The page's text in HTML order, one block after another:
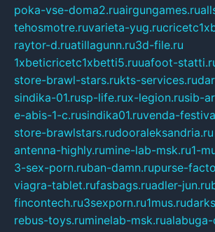
poka-vse-doma2.ruairgungames.ru
tehosmotre.ruvarieta-yug.ru
raytor-d.ruatillagunn.ru3d-file.ru
1xbeticricetc1xbetti5.ruuafoot-
store-brawl-stars.rukts-services.ru
sindika-01.rusp-life.rux-legion.rusib-
e-abis-1-c.rusindika01.ruvenda-
store-brawlstars.rudooraleksandria.ru
antenna-highly.rumine-lab-msk.ru1-
3-sex-porn.ruban-damn.rupurse-
viagra-tablet.rufasbags.ruadler-jun.ru
fincontech.ru3sexporn.ru1mus.ru
rebus-toys.ruminelab-msk.ru